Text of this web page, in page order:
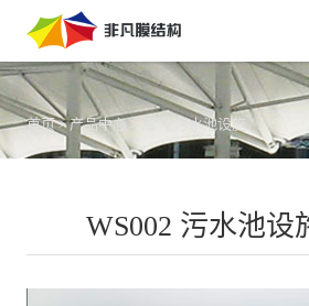
首页>产品中心 沼气/污水池设施
WS002 污水池设